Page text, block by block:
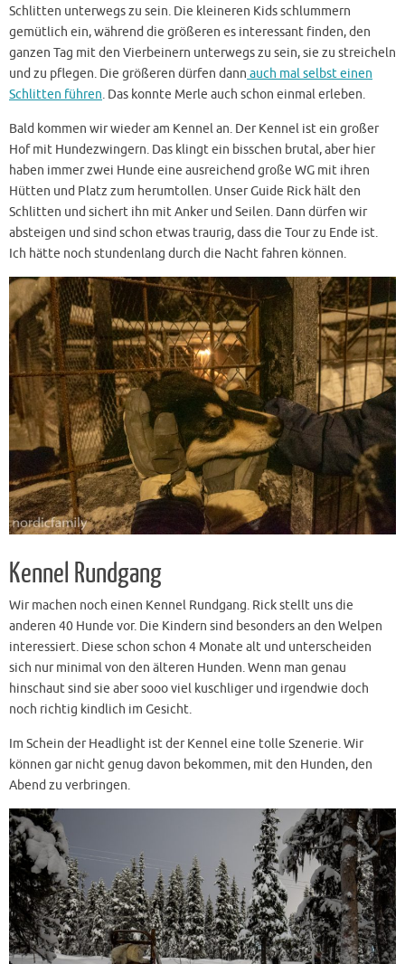
Schlitten unterwegs zu sein. Die kleineren Kids schlummern
gemütlich ein, während die größeren es interessant finden, den
ganzen Tag mit den Vierbeinern unterwegs zu sein, sie zu streicheln
und zu pflegen. Die größeren dürfen dann auch mal selbst einen
Schlitten führen. Das konnte Merle auch schon einmal erleben.
Bald kommen wir wieder am Kennel an. Der Kennel ist ein großer
Hof mit Hundezwingern. Das klingt ein bisschen brutal, aber hier
haben immer zwei Hunde eine ausreichend große WG mit ihren
Hütten und Platz zum herumtollen. Unser Guide Rick hält den
Schlitten und sichert ihn mit Anker und Seilen. Dann dürfen wir
absteigen und sind schon etwas traurig, dass die Tour zu Ende ist.
Ich hätte noch stundenlang durch die Nacht fahren können.
Kennel Rundgang
Wir machen noch einen Kennel Rundgang. Rick stellt uns die
anderen 40 Hunde vor. Die Kindern sind besonders an den Welpen
interessiert. Diese schon schon 4 Monate alt und unterscheiden
sich nur minimal von den älteren Hunden. Wenn man genau
hinschaut sind sie aber sooo viel kuschliger und irgendwie doch
noch richtig kindlich im Gesicht.
Im Schein der Headlight ist der Kennel eine tolle Szenerie. Wir
können gar nicht genug davon bekommen, mit den Hunden, den
Abend zu verbringen.